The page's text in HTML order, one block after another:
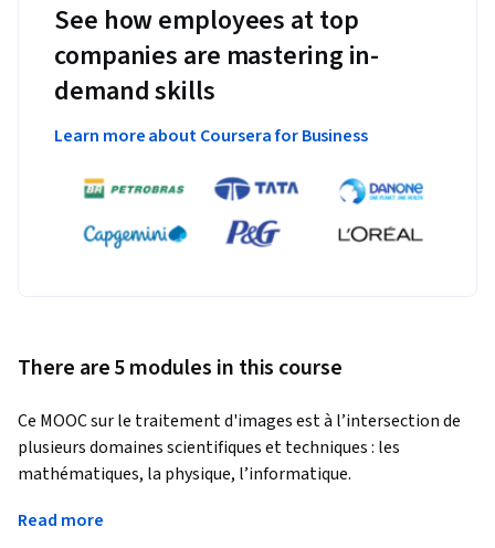
See how employees at top
companies are mastering in-
demand skills
Learn more about Coursera for Business
There are 5 modules in this course
Ce MOOC sur le traitement d'images est à l’intersection de
plusieurs domaines scientifiques et techniques : les
mathématiques, la physique, l’informatique.
De la ligne de fabrication jusqu’au scanner médical en
Read more